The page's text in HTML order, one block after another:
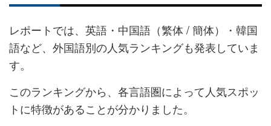
レポートでは、英語・中国語（繁体 / 簡体） ・韓国
語など、外国語別の人気ランキングも発表していま
す。
このランキングから、各言語圏によって人気スポッ
トに特徴があることが分かりました。